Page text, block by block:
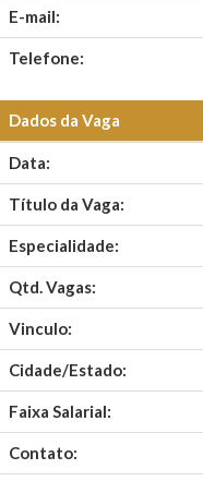
E-mail:
Telefone:
Dados da Vaga
Data:
Título da Vaga:
Especialidade:
Qtd. Vagas:
Vinculo:
Cidade/Estado:
Faixa Salarial:
Contato: